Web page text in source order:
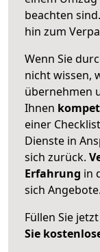
beachten sind.
hin zum
Wenn Sie
nicht wissen,
übernehmen
Ihnen
einer
Dienste in
sich zurück.
Erfahrung in
sich Angebote.
Füllen Sie
Sie